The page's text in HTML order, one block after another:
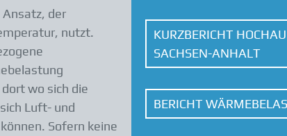
der
nutzt.
wo sich die
Luft- und
Sofern keine
KURZBERICHT
SACHSEN-ANHALT
BERICHT